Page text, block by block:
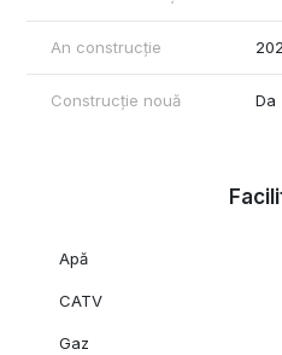
An construcție
Construcție nouă Da
Apă
CATV
Gaz